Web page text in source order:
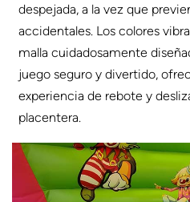
despejada, a la vez que
accidentales. Los colores
malla cuidadosamente
juego seguro y divertido,
experiencia de rebote y
placentera.